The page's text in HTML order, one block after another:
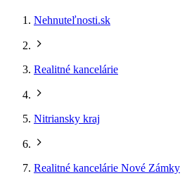
Nehnuteľnosti.sk
Realitné kancelárie
Nitriansky kraj
Realitné kancelárie Nové Zámky